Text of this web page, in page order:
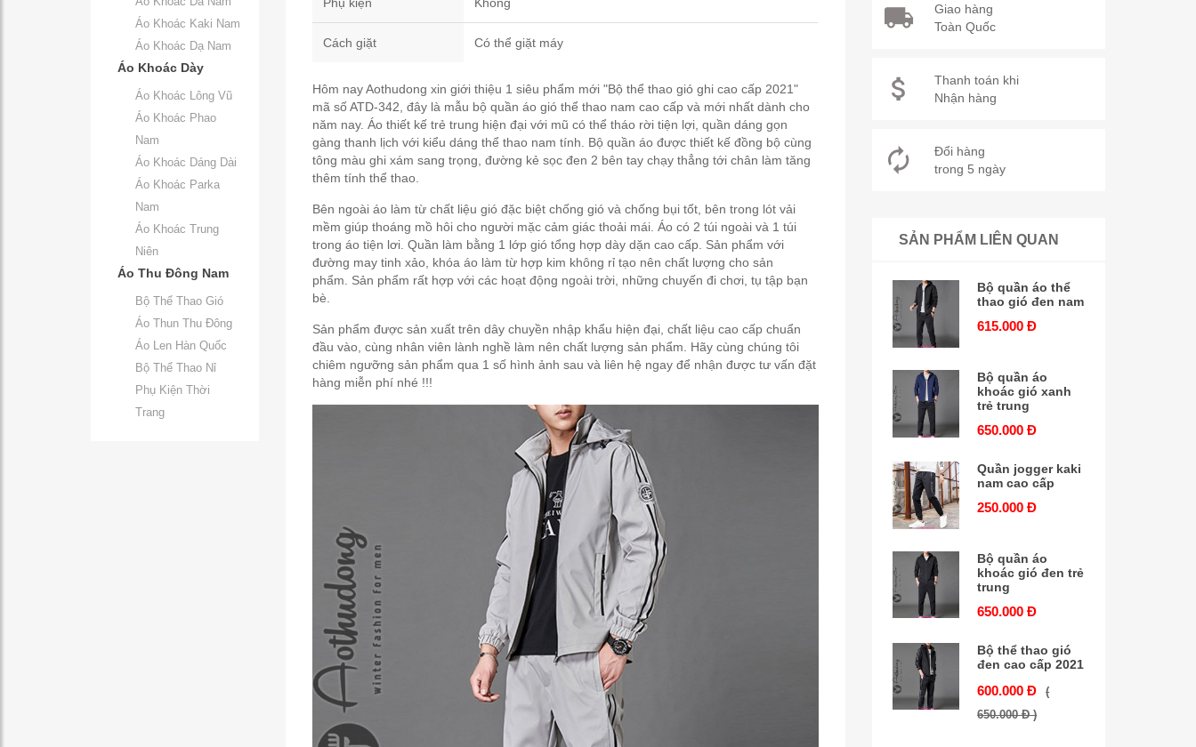
Áo Khoác Kaki Nam
Áo Khoác Dạ Nam
Áo Khoác Dày
Áo Khoác Lông Vũ
Áo Khoác Phao
Nam
Áo Khoác Dáng Dài
Áo Khoác Parka
Nam
Áo Khoác Trung
Niên
Áo Thu Đông Nam
Bộ Thể Thao Gió
Áo Thun Thu Đông
Áo Len Hàn Quốc
Bộ Thể Thao Nỉ
Phụ Kiện Thời
Trang
Cách giặt Có thể giặt máy
Hôm nay Aothudong xin giới thiệu 1 siêu phẩm mới "Bộ thể thao gió ghi cao cấp 2021"
mã số ATD-342, đây là mẫu bộ quần áo gió thể thao nam cao cấp và mới nhất dành cho
năm nay. Áo thiết kế trẻ trung hiện đại với mũ có thể tháo rời tiện lợi, quần dáng gọn
gàng thanh lịch với kiểu dáng thể thao nam tính. Bộ quần áo được thiết kế đồng bộ cùng
tông màu ghi xám sang trọng, đường kẻ sọc đen 2 bên tay chạy thẳng tới chân làm tăng
thêm tính thể thao.
Bên ngoài áo làm từ chất liệu gió đặc biệt chống gió và chống bụi tốt, bên trong lót vải
mềm giúp thoáng mồ hôi cho người mặc cảm giác thoải mái. Áo có 2 túi ngoài và 1 túi
trong áo tiện lơi. Quần làm bằng 1 lớp gió tổng hợp dày dặn cao cấp. Sản phẩm với
đường may tinh xảo, khóa áo làm từ hợp kim không rỉ tạo nên chất lượng cho sản
phẩm. Sản phẩm rất hợp với các hoạt động ngoài trời, những chuyến đi chơi, tụ tập bạn
bè.
Sản phẩm được sản xuất trên dây chuyền nhập khẩu hiện đại, chất liệu cao cấp chuẩn
đầu vào, cùng nhân viên lành nghề làm nên chất lượng sản phẩm. Hãy cùng chúng tôi
chiêm ngưỡng sản phẩm qua 1 số hình ảnh sau và liên hệ ngay để nhận được tư vấn đặt
hàng miễn phí nhé !!!
Giao hàng
Toàn Quốc
Thanh toán khi
Nhận hàng
Đổi hàng
trong 5 ngày
SẢN PHẨM LIÊN QUAN
Bộ quần áo thể
thao gió đen nam
615.000 Đ
Bộ quần áo
khoác gió xanh
trẻ trung
650.000 Đ
Quần jogger kaki
nam cao cấp
250.000 Đ
Bộ quần áo
khoác gió đen trẻ
trung
650.000 Đ
Bộ thể thao gió
đen cao cấp 2021
600.000 Đ
(
650.000 Đ )